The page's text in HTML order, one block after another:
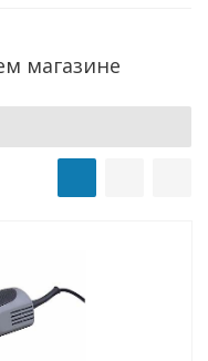
магазине